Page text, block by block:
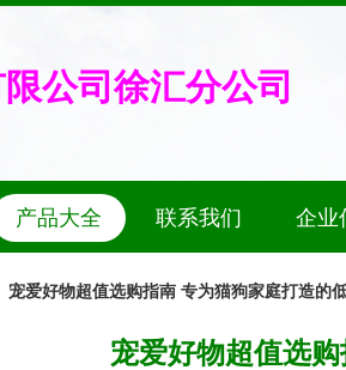
公司徐汇分公司
产品大全 联系我们 企业
宠爱好物超值选购指南 专为猫狗家庭打造的
宠爱好物超值选